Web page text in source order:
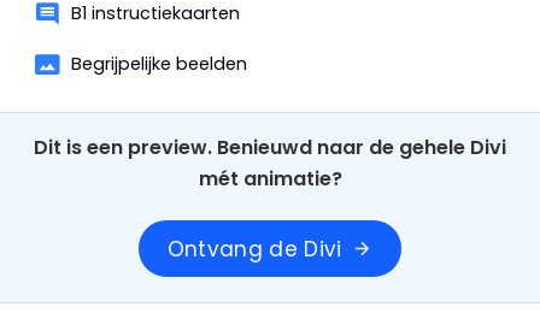
B1 instructiekaarten
Begrijpelijke beelden
Dit is een preview. Benieuwd naar de gehele Divi
mét animatie?
Ontvang de Divi arrow_forward